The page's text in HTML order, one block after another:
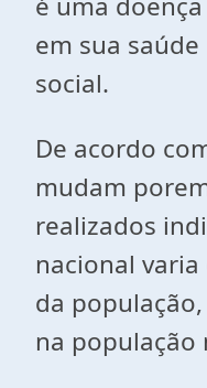
em sua
social.
De acordo
mudam
realizados
nacional
da
na população